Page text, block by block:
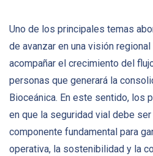
Uno de los principales temas
de avanzar en una visión
acompañar el crecimiento del
personas que generará la
Bioceánica. En este sentido, los
en que la seguridad vial debe
componente fundamental para
operativa, la sostenibilidad y la